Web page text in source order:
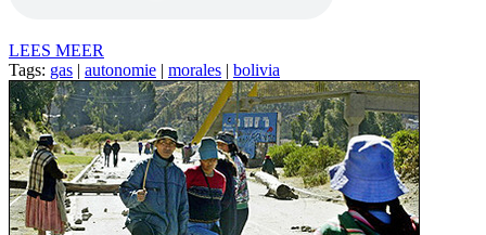
LEES MEER
Tags: gas | autonomie | morales | bolivia